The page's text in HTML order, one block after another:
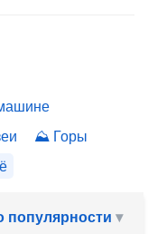
Горы
популярности